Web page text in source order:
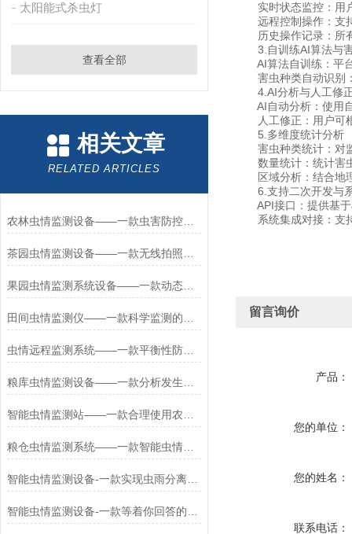
太阳能式杀虫灯
查看全部
相关文章
RELATED ARTICLES
农林虫情监测设备——一款虫害防控的田间虫情监测设备2026+派+送
果园虫情监测系统设备——一款动态评估的智慧农田虫情监测设备2025+派+送
虫情远程监测系统——一款平衡性防治的野外虫情监测设备2025+派+送
粮仓虫情监测系统——一款智能虫情监测设备2024全+境+派+送
智能虫情监测设备-一款实现虫雨分离的虫情自动监测灯#万+象+环+境
实时状态监控：用户
远程控制操作：支持
历史操作记录：所有
3.自训练AI算法与害
AI算法自训练：平台
害虫种类自动识别：
4.AI分析与人工修
AI自动分析：使用自
人工修正：用户可根
5.多维度统计分析
害虫种类统计：对监
数量统计：统计害
区域分析：结合地理
6.支持二次开发与
API接口：提供基于
系统集成对接：支持
留言询价
产品：
您的单位：
您的姓名：
联系电话：